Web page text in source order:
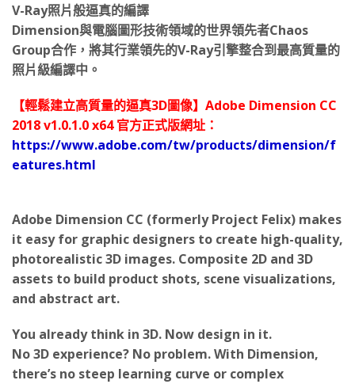
V-Ray照片般逼真的編譯
Dimension與電腦圖形技術領域的世界領先者Chaos
Group合作，將其行業領先的V-Ray引擎整合到最高質量的
【輕鬆建立高質量的逼真3D圖像】Adobe Dimension CC
2018 v1.0.1.0 x64 官方正式版網址：
https://www.adobe.com/tw/products/dimension/f
Adobe Dimension CC (formerly Project Felix) makes
it easy for graphic designers to create high-quality,
photorealistic 3D images. Composite 2D and 3D
assets to build product shots, scene visualizations,
You already think in 3D. Now design in it.
No 3D experience? No problem. With Dimension,